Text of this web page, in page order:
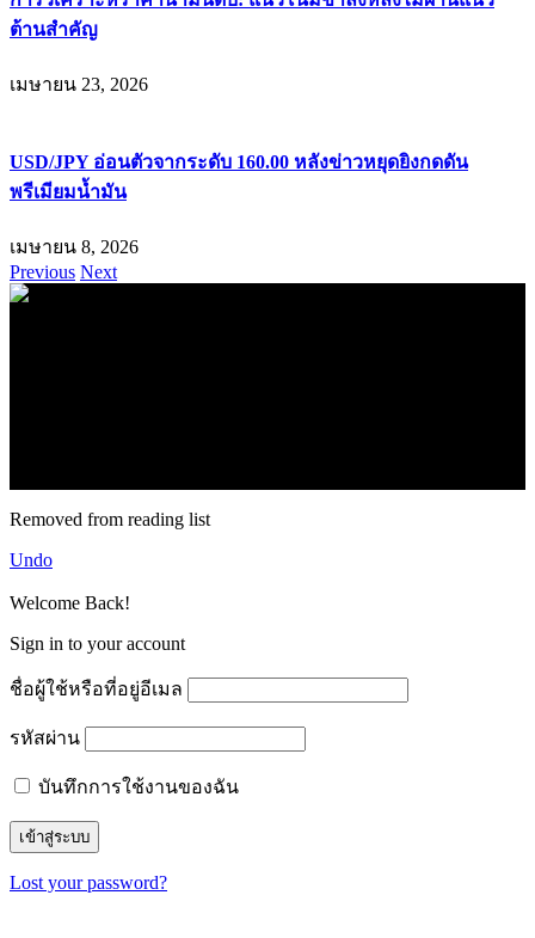
ต้านสำคัญ
เมษายน 23, 2026
USD/JPY อ่อนตัวจากระดับ 160.00 หลังข่าวหยุดยิงกดดัน
พรีเมียมน้ำมัน
เมษายน 8, 2026
Previous Next
Removed from reading list
Undo
Welcome Back!
Sign in to your account
ชื่อผู้ใช้หรือที่อยู่อีเมล
รหัสผ่าน
บันทึกการใช้งานของฉัน
Lost your password?